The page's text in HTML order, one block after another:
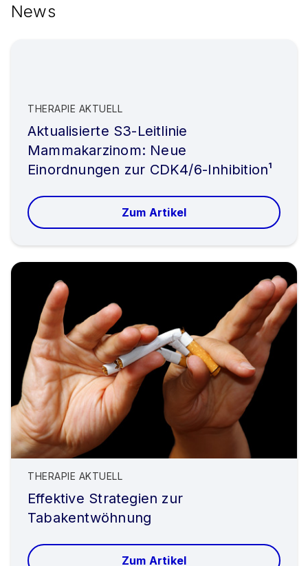
News
THERAPIE AKTUELL
Aktualisierte S3-Leitlinie
Mammakarzinom: Neue
Einordnungen zur CDK4/6-Inhibition¹
Zum Artikel
THERAPIE AKTUELL
Effektive Strategien zur
Tabakentwöhnung
Zum Artikel